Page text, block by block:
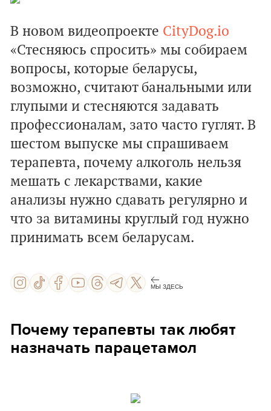
В новом видеопроекте CityDog.io
«Стесняюсь спросить» мы собираем
вопросы, которые беларусы,
возможно, считают банальными или
глупыми и стесняются задавать
профессионалам, зато часто гуглят. В
шестом выпуске мы спрашиваем
терапевта, почему алкоголь нельзя
мешать с лекарствами, какие
анализы нужно сдавать регулярно и
что за витамины круглый год нужно
принимать всем беларусам.
МЫ ЗДЕСЬ
Почему терапевты так любят
назначать парацетамол